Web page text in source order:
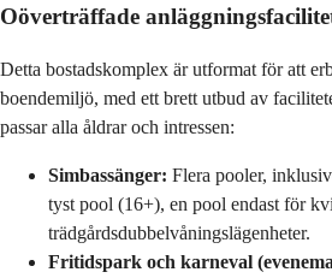
Oöverträffade
Detta bostadskomplex är utformat för att
boendemiljö, med ett brett utbud av
passar alla åldrar och intressen:
Simbassänger: Flera pooler,
tyst pool (16+), en pool endast för
trädgårdsdubbelvåningslägenheter.
Fritidspark och karneval